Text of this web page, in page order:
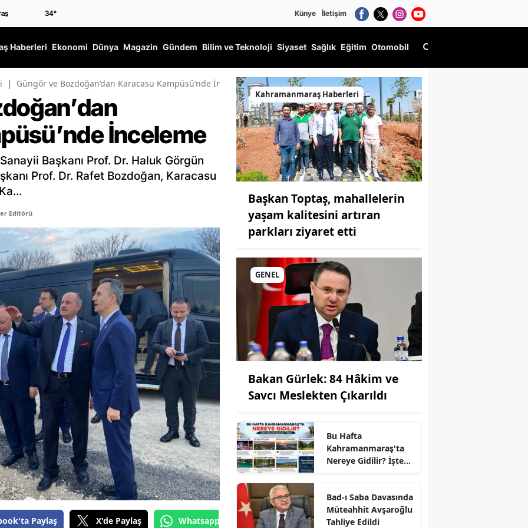
34° Künye İletişim
Haberleri Ekonomi Dünya Magazin Gündem Bilim ve Teknoloji Siyaset Sağlık Eğitim Otomobil
| Güngör ve Bozdoğan’dan Karacasu Kampüsü’nde İnceleme
İnceleme
Başkanı Prof. Dr. Haluk Görgün
Prof. Dr. Rafet Bozdoğan, Karacasu
Editörü
Paylaş X'de Paylaş Whatsapp'tan Gönder
Kahramanmaraş Haberleri
Başkan Toptaş, mahallelerin
yaşam kalitesini artıran
parkları ziyaret etti
GENEL
Bakan Gürlek: 84 Hâkim ve
Savcı Meslekten Çıkarıldı
Bu Hafta
Kahramanmaraş'ta
Nereye Gidilir? İşte
Bad-ı Saba Davasında
Müteahhit Avşaroğlu
Tahliye Edildi